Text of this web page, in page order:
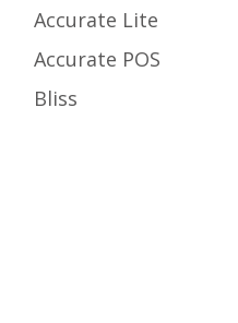
Accurate Lite
Accurate POS
Bliss